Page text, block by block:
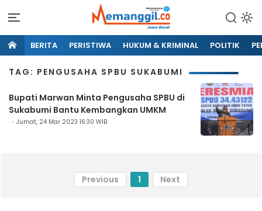
BERITA PERISTIWA HUKUM & KRIMINAL POLITIK
TAG: PENGUSAHA SPBU SUKABUMI
Bupati Marwan Minta Pengusaha SPBU di
Sukabumi Bantu Kembangkan UMKM
Jumat, 24 Mar 2023 16:30 WIB
Previous 1 Next